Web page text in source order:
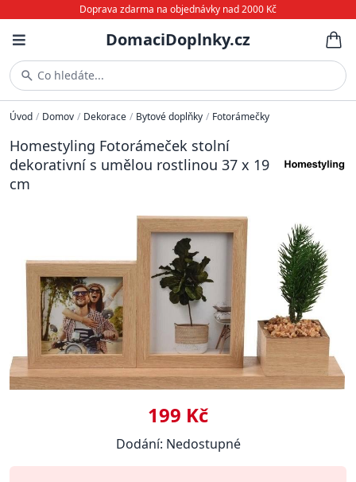
Doprava zdarma na objednávky nad 2000 Kč
DomaciDoplnky.cz
Co hledáte...
Úvod / Domov / Dekorace / Bytové doplňky / Fotorámečky
Homestyling Fotorámeček stolní
dekorativní s umělou rostlinou 37 x 19
cm
199 Kč
Dodání: Nedostupné